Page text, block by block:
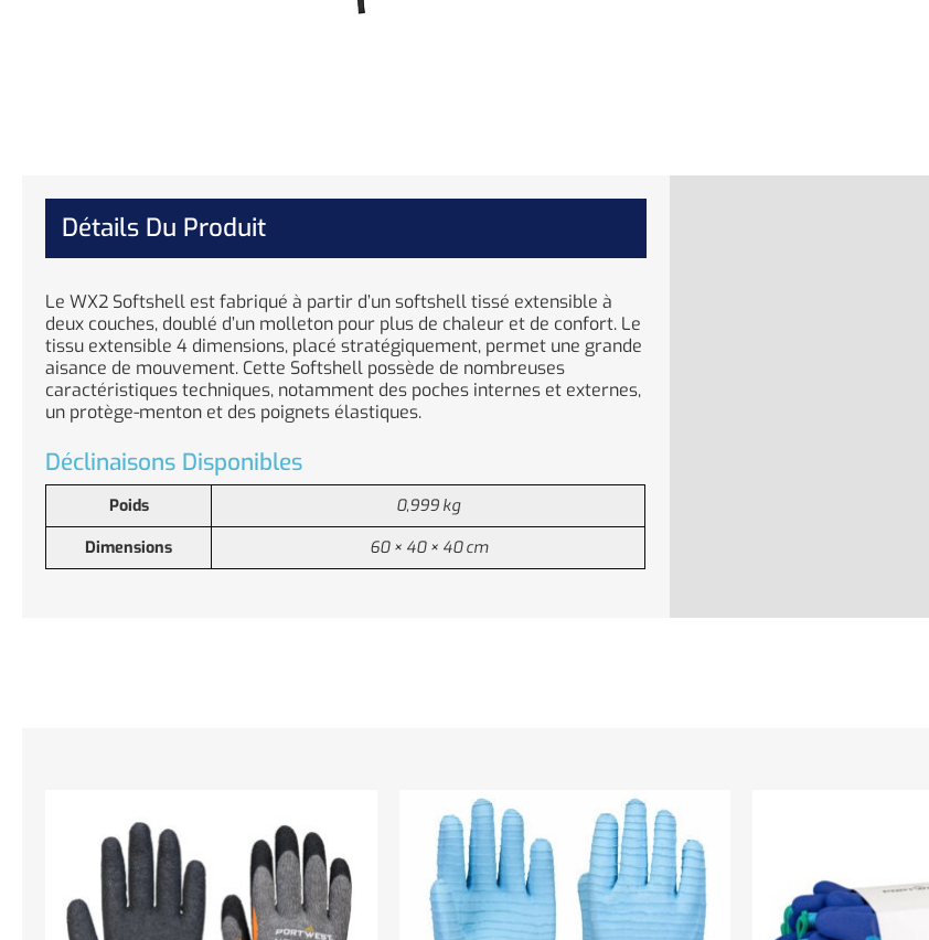
Détails Du Produit
Le WX2 Softshell est fabriqué à partir d’un softshell tissé extensible à
deux couches, doublé d’un molleton pour plus de chaleur et de confort. Le
tissu extensible 4 dimensions, placé stratégiquement, permet une grande
aisance de mouvement. Cette Softshell possède de nombreuses
caractéristiques techniques, notamment des poches internes et externes,
un protège-menton et des poignets élastiques.
Déclinaisons Disponibles
Poids
0,999 kg
Dimensions
60 × 40 × 40 cm